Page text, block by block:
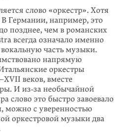
слово «оркестр». Хотя
Германии, например, это
позднее, чем в романских
всегда означало именно
часть музыки.
напрямую
оркестры
веков, вместе
И из‑за необычайной
слово это быстро завоевало
можно с уверенностью
оркестровой музыки два